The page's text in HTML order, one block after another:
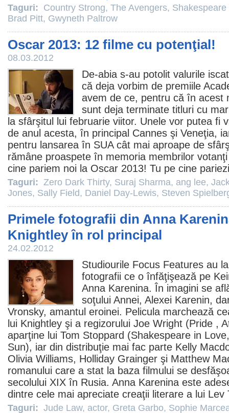
Taguri: Country Strong, The Avengers, Shakespeare
Brad Pitt, Gwyneth Paltrow
Oscar 2013: 12 filme cu potenţial!
08.03.2012
De-abia s-au potolit valurile
că deja vorbim de premiile
avem de ce, pentru că în acest
sunt deja terminate titluri cu
la sfârşitul lui februarie viitor. Unele vor putea fi
de anul acesta, în principal Cannes şi Veneţia,
pentru lansarea în SUA cât mai aproape de
rămâne proaspete în memoria membrilor
cine pariem noi la Oscar 2013! Tu pe cine
Taguri: Zero Dark Thirty, Suraj Sharma, ang lee,
Jones, Sally Field, Daniel Day-Lewis, Steven
Primele fotografii din Anna
Knightley în rol principal
24.02.2012
Studiourile Focus Features au
fotografii ce o înfăţişează pe
Anna Karenina. În imagini se
soţului Annei, Alexei Karenin,
Vronsky, amantul eroinei. Pelicula marchează
lui Knightley şi a regizorului Joe Wright (Pride ,
aparţine lui Tom Stoppard (Shakespeare in Love
Sun), iar din distribuţie mai fac parte Kelly
Olivia Williams, Holliday Grainger şi Matthew
romanului care a stat la baza filmului se
secolului XIX în Rusia. Anna Karenina este
dintre cele mai apreciate creaţii literare a lui
Taguri: Jude Law, actor, Greta Garbo, Sophie